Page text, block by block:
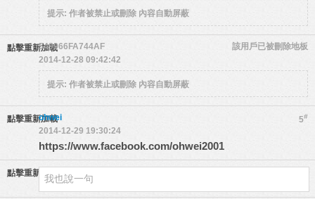
提示: 作者被禁止或刪除 內容自動屏蔽
點擊重新加載 地板
549966FA744AF
該用戶已被刪除
2014-12-28 09:42:42
提示: 作者被禁止或刪除 內容自動屏蔽
點擊重新加載 5#
ohwei
2014-12-29 19:30:24
https://www.facebook.com/ohwei2001
點擊重新加載